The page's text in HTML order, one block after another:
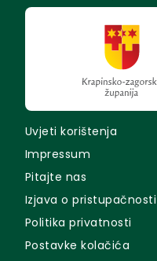
Uvjeti korištenja
Impressum
Pitajte nas
Izjava o pristupačnosti
Politika privatnosti
Postavke kolačića